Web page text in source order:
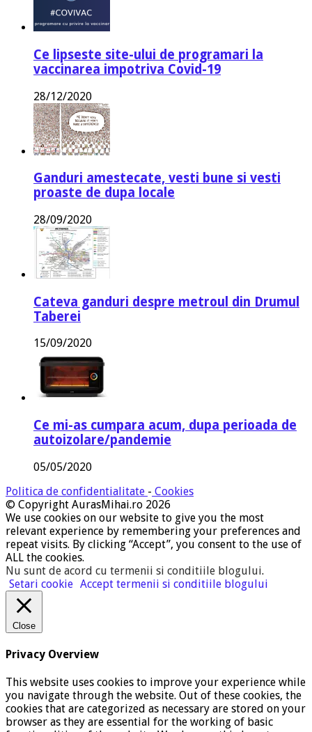
Ce lipseste site-ului de programari la
vaccinarea impotriva Covid-19
28/12/2020
Ganduri amestecate, vesti bune si vesti
proaste de dupa locale
28/09/2020
Cateva ganduri despre metroul din Drumul
Taberei
15/09/2020
Ce mi-as cumpara acum, dupa perioada de
autoizolare/pandemie
05/05/2020
Politica de confidentialitate - Cookies
© Copyright AurasMihai.ro 2026
We use cookies on our website to give you the most
relevant experience by remembering your preferences and
repeat visits. By clicking “Accept”, you consent to the use of
ALL the cookies.
Nu sunt de acord cu termenii si conditiile blogului.
Setari cookie Accept termenii si conditiile blogului
Close
Privacy Overview
This website uses cookies to improve your experience while
you navigate through the website. Out of these cookies, the
cookies that are categorized as necessary are stored on your
browser as they are essential for the working of basic